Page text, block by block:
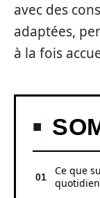
avec des
adaptées,
à la fois
Ce que
quotidien